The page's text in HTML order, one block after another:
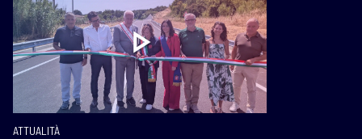
ATTUALITÀ